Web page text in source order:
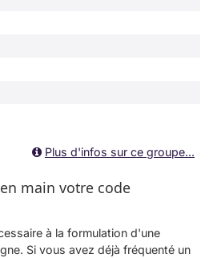
Plus d'infos sur ce groupe...
main votre code
à la formulation d'une
Si vous avez déjà fréquenté un